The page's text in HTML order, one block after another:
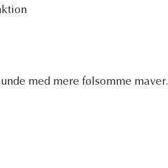
med mere følsomme maver.